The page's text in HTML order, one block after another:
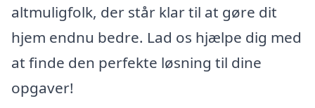
altmuligfolk, der står klar til at gøre dit
hjem endnu bedre. Lad os hjælpe dig med
at finde den perfekte løsning til dine
opgaver!